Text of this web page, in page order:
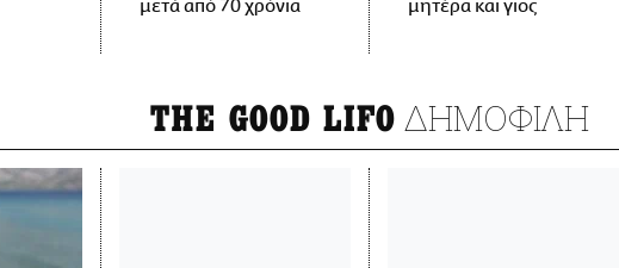
μετά από 70 χρόνια
μητέρα και γιος
THE GOOD LIFO ΔΗΜΟΦΙΛΗ